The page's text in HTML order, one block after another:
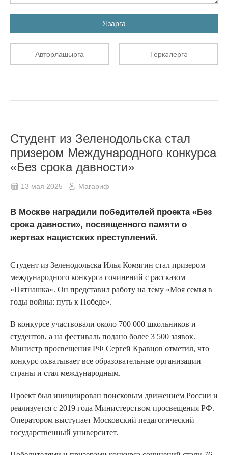
Язарга
Авторлашырга Теркәлергә
Студент из Зеленодольска стал
призером Международного конкурса
«Без срока давности»
13 мая 2025 Магариф
В Москве наградили победителей проекта «Без
срока давности», посвященного памяти о
жертвах нацистских преступлений.
Студент из Зеленодольска Илья Комягин стал призером
международного конкурса сочинений с рассказом
«Пятнашка». Он представил работу на тему «Моя семья в
годы войны: путь к Победе».
В конкурсе участвовали около 700 000 школьников и
студентов, а на фестиваль подано более 3 500 заявок.
Министр просвещения РФ Сергей Кравцов отметил, что
конкурс охватывает все образовательные организации
страны и стал международным.
Проект был инициирован поисковым движением России и
реализуется с 2019 года Министерством просвещения РФ.
Оператором выступает Московский педагогический
государственный университет.